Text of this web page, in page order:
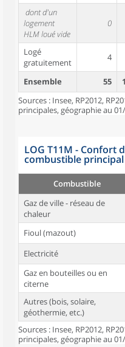
dont d'un
logement
HLM loué vide
0
Logé
gratuitement
4
Ensemble 55
Sources : Insee, RP2012,
principales, géographie au
LOG T11M - Confort
combustible
Combustible
Gaz de ville - réseau de
chaleur
Fioul (mazout)
Electricité
Gaz en bouteilles ou en
citerne
Autres (bois, solaire,
géothermie, etc.)
Sources : Insee, RP2012,
principales, géographie au